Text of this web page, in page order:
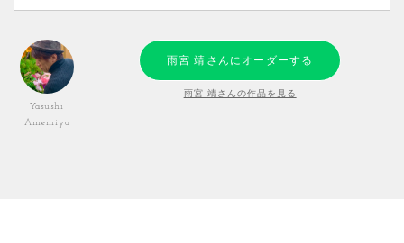
Yasushi
Amemiya
雨宮 靖さんにオーダーする
雨宮 靖さんの作品を見る